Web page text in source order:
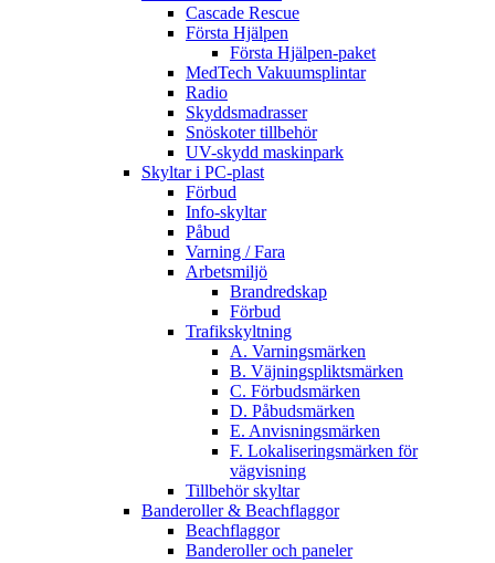
Cascade Rescue
Första Hjälpen
Första Hjälpen-paket
MedTech Vakuumsplintar
Radio
Skyddsmadrasser
Snöskoter tillbehör
UV-skydd maskinpark
Skyltar i PC-plast
Förbud
Info-skyltar
Påbud
Varning / Fara
Arbetsmiljö
Brandredskap
Förbud
Trafikskyltning
A. Varningsmärken
B. Väjningspliktsmärken
C. Förbudsmärken
D. Påbudsmärken
E. Anvisningsmärken
F. Lokaliseringsmärken för
vägvisning
Tillbehör skyltar
Banderoller & Beachflaggor
Beachflaggor
Banderoller och paneler